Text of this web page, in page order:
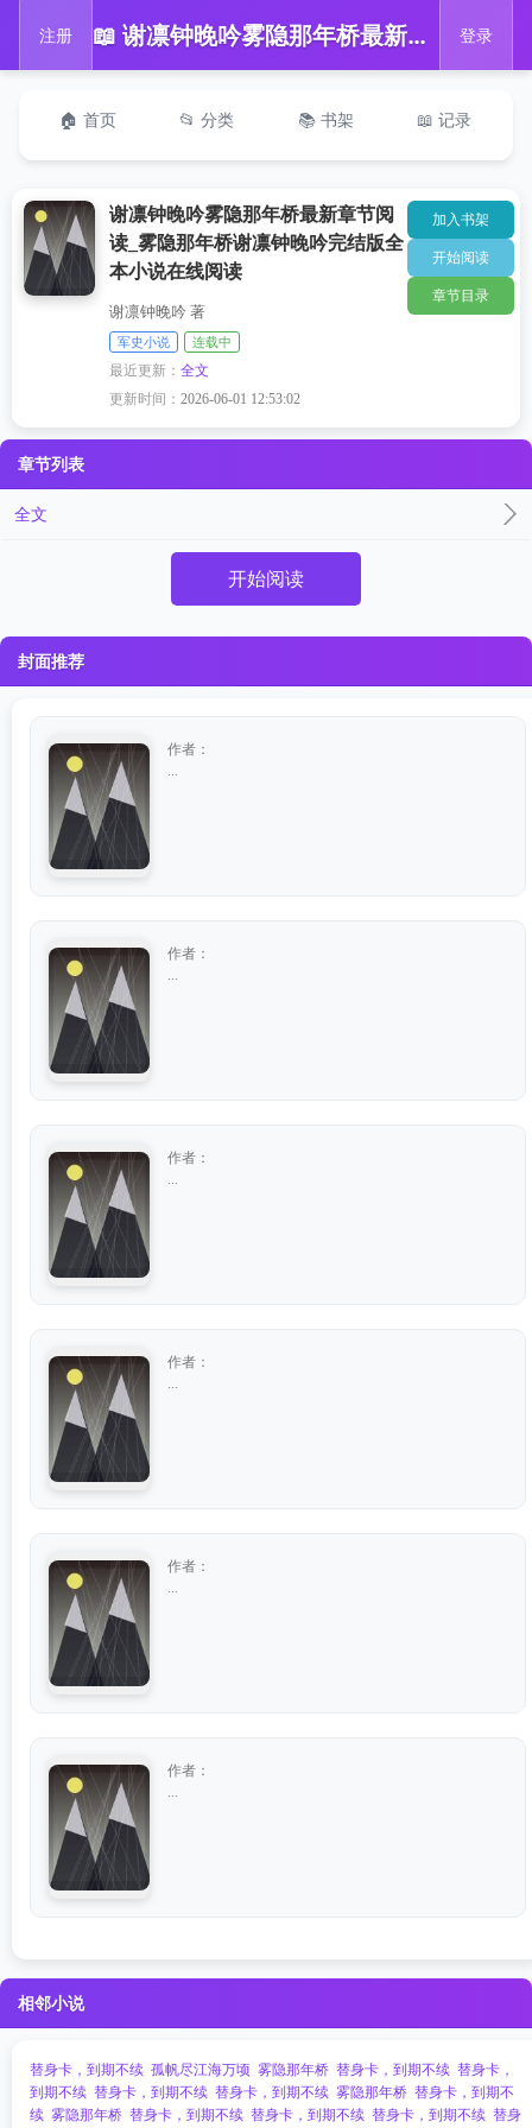
注册 📖 谢凛钟晚吟雾隐那年桥最新章节阅读_雾隐那年桥谢凛钟晚吟完结版全本小说在线阅读 登录
🏠 首页 📂 分类 📚 书架 📖 记录
谢凛钟晚吟雾隐那年桥最新章节阅
读_雾隐那年桥谢凛钟晚吟完结版全
本小说在线阅读
谢凛钟晚吟 著
军史小说 连载中
最近更新：全文
更新时间：2026-06-01 12:53:02
加入书架
开始阅读
章节目录
章节列表
全文
开始阅读
封面推荐
作者：
作者：
作者：
作者：
作者：
作者：
相邻小说
替身卡，到期不续 孤帆尽江海万顷 雾隐那年桥 替身卡，到期不续 替身卡，
到期不续 替身卡，到期不续 替身卡，到期不续 雾隐那年桥 替身卡，到期不
续 雾隐那年桥 替身卡，到期不续 替身卡，到期不续 替身卡，到期不续 替身